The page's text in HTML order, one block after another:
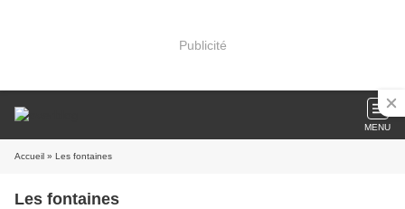
Publicité
MENU
Accueil » Les fontaines
Les fontaines